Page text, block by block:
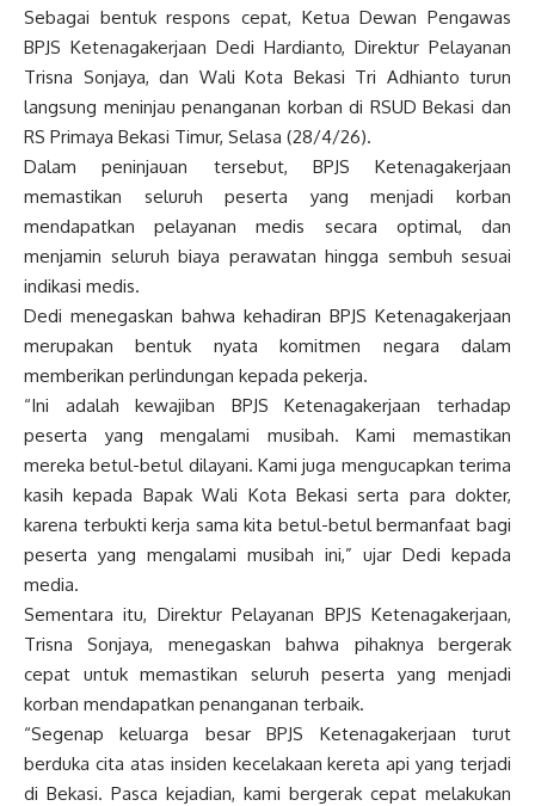
Sebagai bentuk respons cepat, Ketua Dewan Pengawas
BPJS Ketenagakerjaan Dedi Hardianto, Direktur Pelayanan
Trisna Sonjaya, dan Wali Kota Bekasi Tri Adhianto turun
langsung meninjau penanganan korban di RSUD Bekasi dan
RS Primaya Bekasi Timur, Selasa (28/4/26).
Dalam peninjauan tersebut, BPJS Ketenagakerjaan
memastikan seluruh peserta yang menjadi korban
mendapatkan pelayanan medis secara optimal, dan
menjamin seluruh biaya perawatan hingga sembuh sesuai
indikasi medis.
Dedi menegaskan bahwa kehadiran BPJS Ketenagakerjaan
merupakan bentuk nyata komitmen negara dalam
memberikan perlindungan kepada pekerja.
“Ini adalah kewajiban BPJS Ketenagakerjaan terhadap
peserta yang mengalami musibah. Kami memastikan
mereka betul-betul dilayani. Kami juga mengucapkan terima
kasih kepada Bapak Wali Kota Bekasi serta para dokter,
karena terbukti kerja sama kita betul-betul bermanfaat bagi
peserta yang mengalami musibah ini,” ujar Dedi kepada
media.
Sementara itu, Direktur Pelayanan BPJS Ketenagakerjaan,
Trisna Sonjaya, menegaskan bahwa pihaknya bergerak
cepat untuk memastikan seluruh peserta yang menjadi
korban mendapatkan penanganan terbaik.
“Segenap keluarga besar BPJS Ketenagakerjaan turut
berduka cita atas insiden kecelakaan kereta api yang terjadi
di Bekasi. Pasca kejadian, kami bergerak cepat melakukan